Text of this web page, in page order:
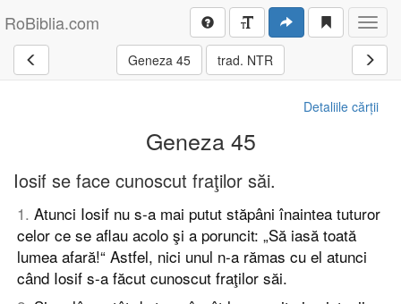
RoBiblia.com
Geneza 45 trad. NTR
Detaliile cărții
Geneza 45
Iosif se face cunoscut fraţilor săi.
1. Atunci Iosif nu s-a mai putut stăpâni înaintea tuturor
celor ce se aflau acolo şi a poruncit: „Să iasă toată
lumea afară!“ Astfel, nici unul n-a rămas cu el atunci
când Iosif s-a făcut cunoscut fraţilor săi.